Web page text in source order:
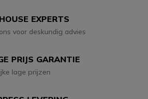
EXPERTS
voor deskundig advies
PRIJS GARANTIE
lage prijzen